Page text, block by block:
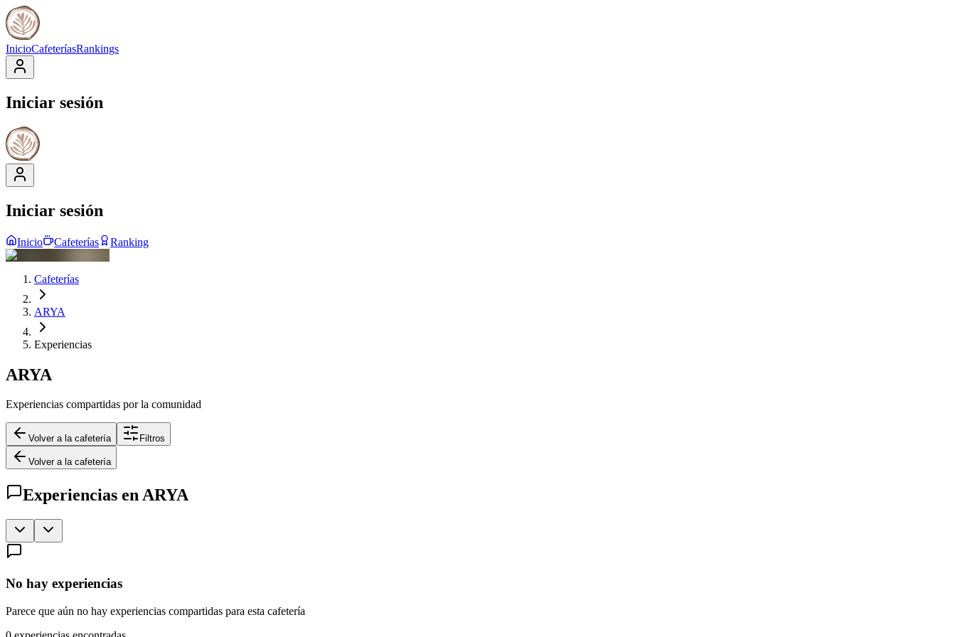
InicioCafeteríasRankings
Iniciar sesión
Iniciar sesión
Inicio Cafeterías Ranking
Cafeterías
ARYA
Experiencias
ARYA
Experiencias compartidas por la comunidad
Volver a la cafetería Filtros
Volver a la cafetería
Experiencias enARYA
No hay experiencias
Parece que aún no hay experiencias compartidas para esta cafetería